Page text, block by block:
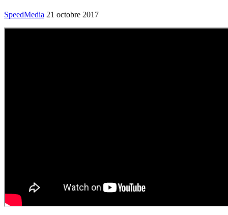
SpeedMedia 21 octobre 2017